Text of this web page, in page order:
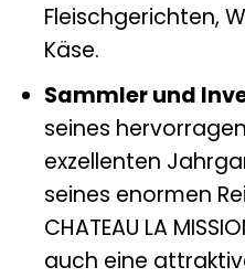
Fleischgerichten,
Käse.
Sammler und
seines
exzellenten
seines enormen
CHATEAU LA
auch eine